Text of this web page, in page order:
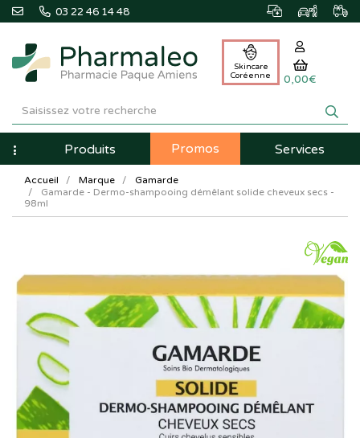
03 22 46 14 48
Pharmaleo
Pharmacie
Paque
Amiens
Skincare
Coréenne
0,00€
NavigationProduits Promos Services
Accueil Marque
Gamarde
Gamarde - Dermo-shampooing démêlant solide cheveux secs -
98ml